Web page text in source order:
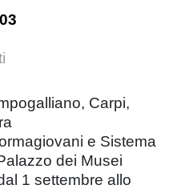
Carpi,
e Sistema
dei Musei
1 settembre allo